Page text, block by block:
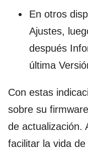
En otros
Ajustes,
después
última
Con estas
sobre su
de actualización.
facilitar la vida